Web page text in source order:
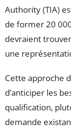
Authority (TIA)
de former 20
devraient
une
Cette approche
d’anticiper les
qualification,
demande